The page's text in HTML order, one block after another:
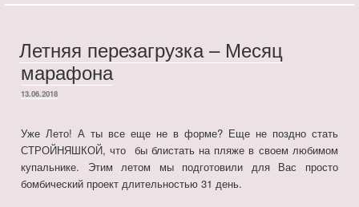
Летняя перезагрузка – Месяц
марафона
ОПУБЛИКОВАНО
13.06.2018
Уже Лето! А ты все еще не в форме? Еще не поздно стать
СТРОЙНЯШКОЙ, что бы блистать на пляже в своем любимом
купальнике. Этим летом мы подготовили для Вас просто
бомбический проект длительностью 31 день.